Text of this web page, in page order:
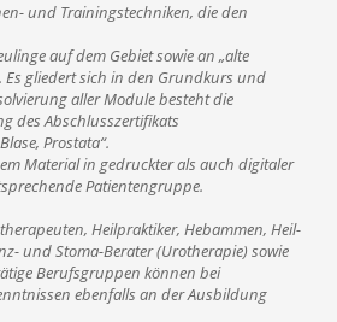
und Trainingstechniken, die den
auf dem Gebiet sowie an „alte
Es gliedert sich in den Grundkurs und
aller Module besteht die
des Abschlusszertifikats
Prostata“.
Material in gedruckter als auch digitaler
Patientengruppe.
Heilpraktiker, Hebammen, Heil-
und Stoma-Berater (Urotherapie) sowie
Berufsgruppen können bei
ebenfalls an der Ausbildung